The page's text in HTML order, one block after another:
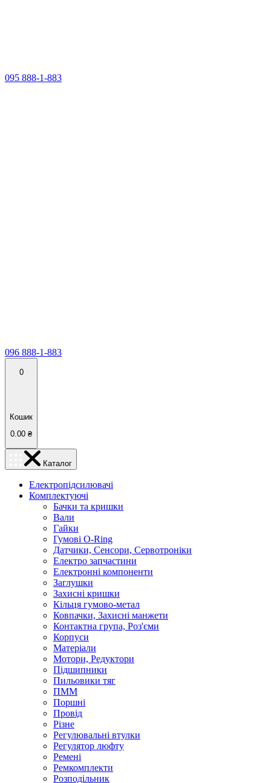
095 888-1-883
096 888-1-883
0
Кошик
0.00 ₴
Каталог
Електропідсилювачі
Комплектуючі
Бачки та кришки
Вали
Гайки
Гумові O-Ring
Датчики, Сенсори, Сервотроніки
Електро запчастини
Електронні компоненти
Заглушки
Захисні кришки
Кільця гумово-метал
Ковпачки, Захисні манжети
Контактна група, Роз'єми
Корпуси
Матеріали
Мотори, Редуктори
Підшипники
Пильовики тяг
ПММ
Поршні
Провід
Різне
Регулювальні втулки
Регулятор люфту
Ремені
Ремкомплекти
Розподільник